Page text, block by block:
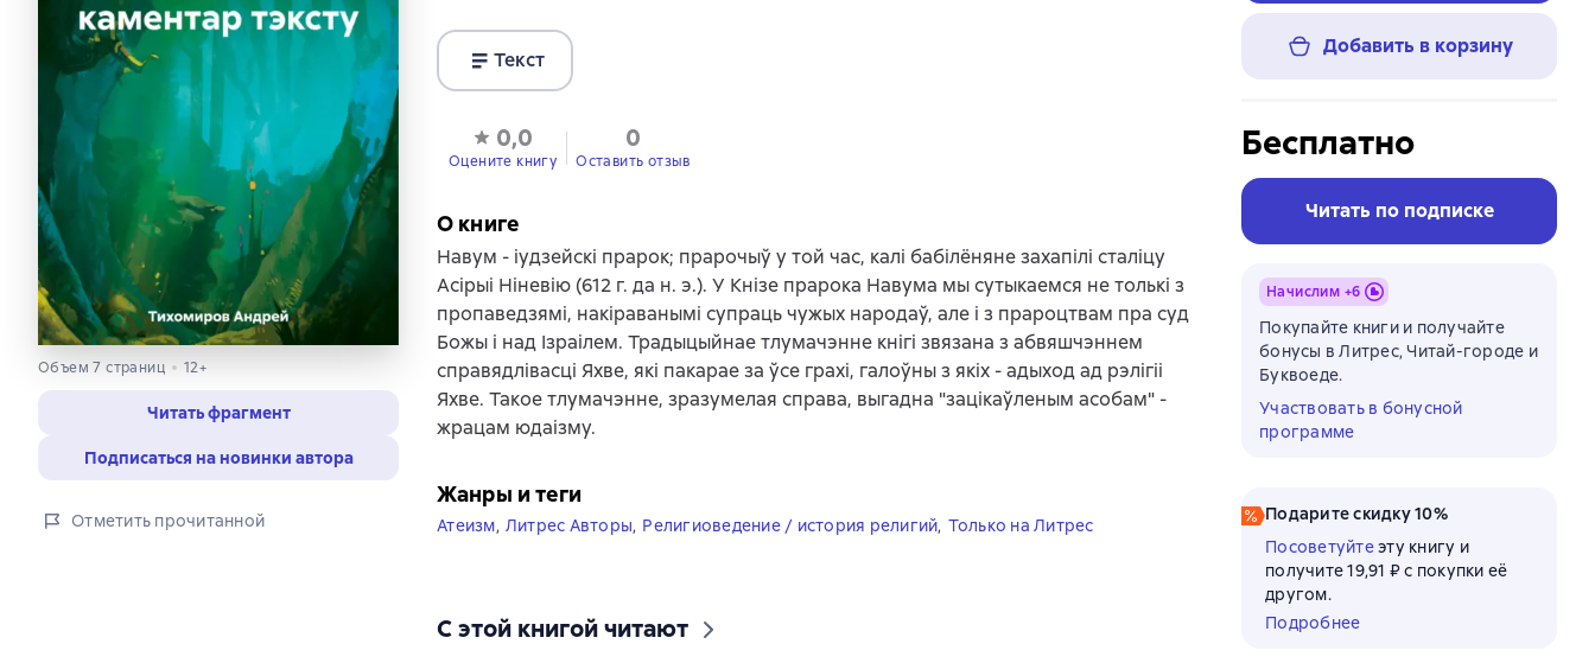
Объем 7 страниц 12+
Читать фрагмент
Подписаться на новинки автора
Отметить прочитанной
Текст
0,0
Оцените книгу
0
Оставить отзыв
Добавить в корзину
Бесплатно
Читать по подписке
Начислим +6
Покупайте книги и получайте
бонусы в Литрес, Читай-городе и
Буквоеде.
Участвовать в бонусной
программе
Подарите скидку 10%
Посоветуйтеэту книгу и
получите 19,91 ₽ с покупки её
другом.
Подробнее
О книге
Навум - іудзейскі прарок; прарочыў у той час, калі бабілёняне захапілі сталіцу
Асірыі Ніневію (612 г. да н. э.). У Кнізе прарока Навума мы сутыкаемся не толькі з
пропаведзямі, накіраванымі супраць чужых народаў, але і з прароцтвам пра суд
Божы і над Ізраілем. Традыцыйнае тлумачэнне кнігі звязана з абвяшчэннем
справядлівасці Яхве, які пакарае за ўсе грахі, галоўны з якіх - адыход ад рэлігіі
Яхве. Такое тлумачэнне, зразумелая справа, выгадна "зацікаўленым асобам" -
жрацам юдаізму.
Жанры и теги
Атеизм, Литрес Авторы, Религиоведение / история религий, Только на Литрес
С этой книгой читают